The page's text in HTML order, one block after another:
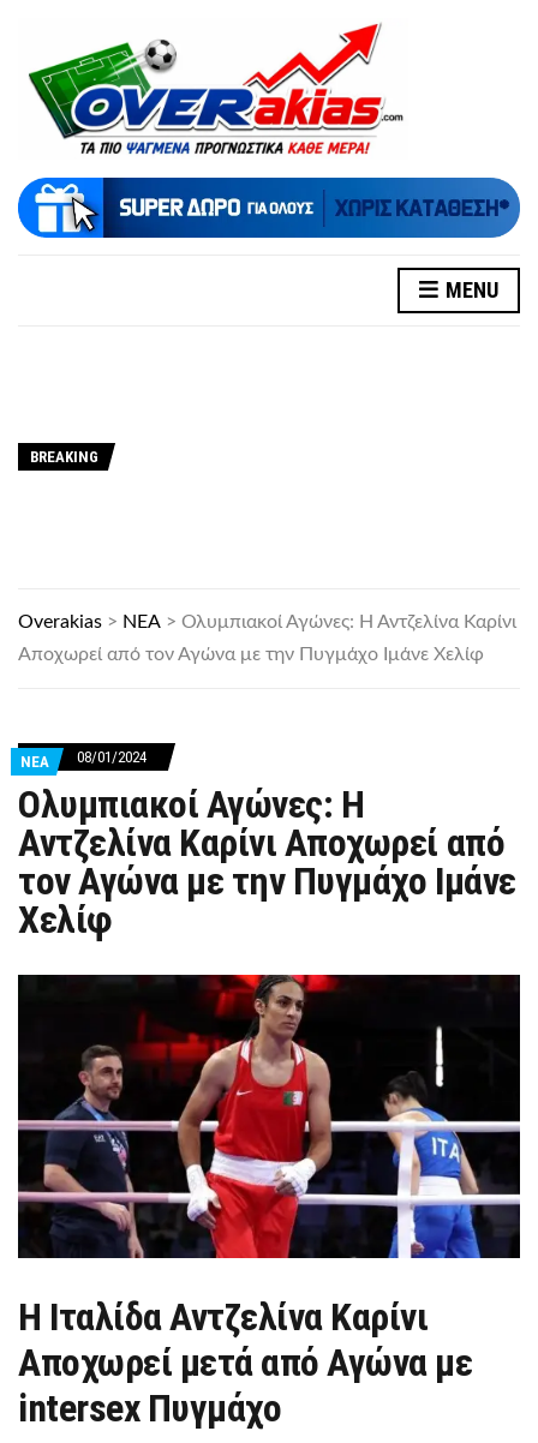
MENU
BREAKING
Overakias > ΝΕΑ > Ολυμπιακοί Αγώνες: Η Αντζελίνα Καρίνι
Αποχωρεί από τον Αγώνα με την Πυγμάχο Ιμάνε Χελίφ
ΝΕΑ 08/01/2024
Ολυμπιακοί Αγώνες: Η
Αντζελίνα Καρίνι Αποχωρεί από
τον Αγώνα με την Πυγμάχο Ιμάνε
Χελίφ
Η Ιταλίδα Αντζελίνα Καρίνι
Αποχωρεί μετά από Αγώνα με
intersex Πυγμάχο